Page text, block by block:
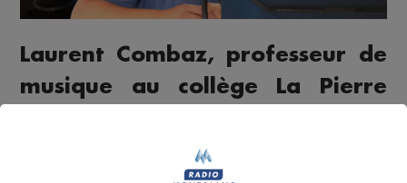
Laurent Combaz, professeur de
musique au collège La Pierre
notre invité sur Radio Mont